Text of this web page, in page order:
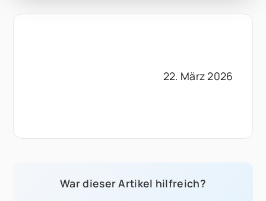
22. März 2026
War dieser Artikel hilfreich?